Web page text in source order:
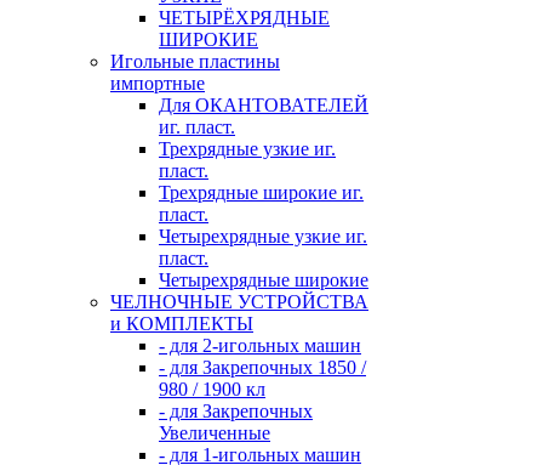
ЧЕТЫРЁХРЯДНЫЕ
ШИРОКИЕ
Игольные пластины
импортные
Для ОКАНТОВАТЕЛЕЙ
иг. пласт.
Трехрядные узкие иг.
пласт.
Трехрядные широкие иг.
пласт.
Четырехрядные узкие иг.
пласт.
Четырехрядные широкие
ЧЕЛНОЧНЫЕ УСТРОЙСТВА
и КОМПЛЕКТЫ
- для 2-игольных машин
- для Закрепочных 1850 /
980 / 1900 кл
- для Закрепочных
Увеличенные
- для 1-игольных машин